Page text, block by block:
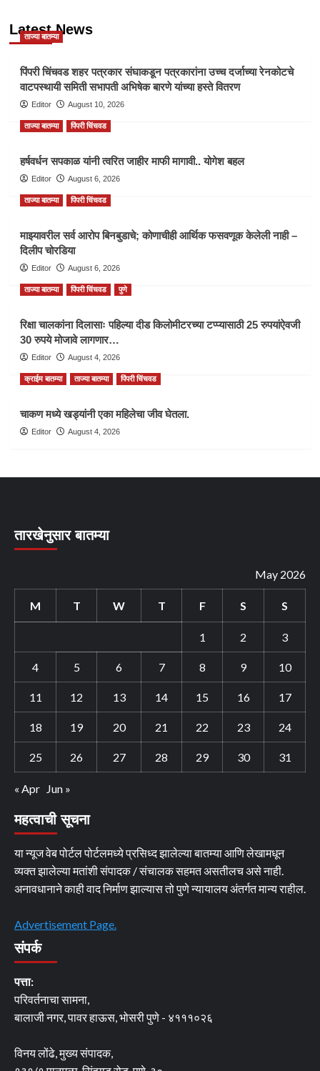
Latest News
ताज्या बातम्या
पिंपरी चिंचवड शहर पत्रकार संघाकडून पत्रकारांना उच्च दर्जाच्या रेनकोटचे
वाटपस्थायी समिती सभापती अभिषेक बारणे यांच्या हस्ते वितरण
Editor August 10, 2026
ताज्या बातम्या पिंपरी चिंचवड
हर्षवर्धन सपकाळ यांनी त्वरित जाहीर माफी मागावी.. योगेश बहल
Editor August 6, 2026
ताज्या बातम्या पिंपरी चिंचवड
माझ्यावरील सर्व आरोप बिनबुडाचे; कोणाचीही आर्थिक फसवणूक केलेली नाही –
दिलीप चोरडिया
Editor August 6, 2026
ताज्या बातम्या पिंपरी चिंचवड पुणे
रिक्षा चालकांना दिलासाः पहिल्या दीड किलोमीटरच्या टप्प्यासाठी 25 रुपयांऐवजी
30 रुपये मोजावे लागणार…
Editor August 4, 2026
क्राईम बातम्या ताज्या बातम्या पिंपरी चिंचवड
चाकण मध्ये खड्यांनी एका महिलेचा जीव घेतला.
Editor August 4, 2026
तारखेनुसार बातम्या
May 2026
M T W T F S S
1 2 3
4 5 6 7 8 9 10
11 12 13 14 15 16 17
18 19 20 21 22 23 24
25 26 27 28 29 30 31
« Apr Jun »
महत्वाची सूचना
या न्यूज वेब पोर्टल पोर्टलमध्ये प्रसिध्द झालेल्या बातम्या आणि लेखामधून
व्यक्त झालेल्या मतांशी संपादक / संचालक सहमत असतीलच असे नाही.
अनावधानाने काही वाद निर्माण झाल्यास तो पुणे न्यायालय अंतर्गत मान्य राहील.
Advertisement Page.
संपर्क
पत्ता:
परिवर्तनाचा सामना,
बालाजी नगर, पावर हाऊस, भोसरी पुणे - ४१११०२६
विनय लोंढे, मुख्य संपादक,